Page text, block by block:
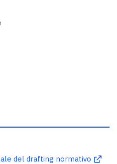
del drafting normativo